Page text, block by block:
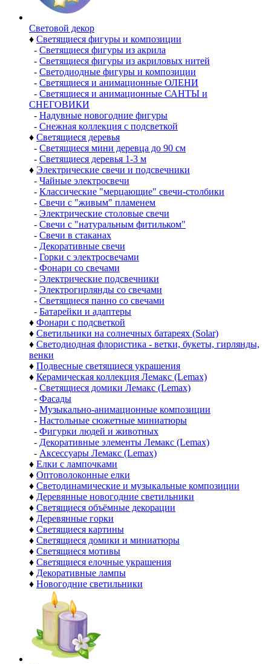
Световой декор
♦ Светящиеся фигуры и композиции
- Светящиеся фигуры из акрила
- Светящиеся фигуры из акриловых нитей
- Светодиодные фигуры и композиции
- Светящиеся и анимационные ОЛЕНИ
- Светящиеся и анимационные САНТЫ и
СНЕГОВИКИ
- Надувные новогодние фигуры
- Снежная коллекция с подсветкой
♦ Светящиеся деревья
- Светящиеся мини деревца до 90 см
- Светящиеся деревья 1-3 м
♦ Электрические свечи и подсвечники
- Чайные электросвечи
- Классические "мерцающие" свечи-столбики
- Свечи с "живым" пламенем
- Электрические столовые свечи
- Свечи с "натуральным фитильком"
- Свечи в стаканах
- Декоративные свечи
- Горки с электросвечами
- Фонари со свечами
- Электрические подсвечники
- Электрогирлянды со свечами
- Светящиеся панно со свечами
- Батарейки и адаптеры
♦ Фонари с подсветкой
♦ Светильники на солнечных батареях (Solar)
♦ Светодиодная флористика - ветки, букеты, гирлянды,
венки
♦ Подвесные светящиеся украшения
♦ Керамическая коллекция Лемакс (Lemax)
- Светящиеся домики Лемакс (Lemax)
- Фасады
- Музыкально-анимационные композиции
- Настольные сюжетные миниатюры
- Фигурки людей и животных
- Декоративные элементы Лемакс (Lemax)
- Аксессуары Лемакс (Lemax)
♦ Елки с лампочками
♦ Оптоволоконные елки
♦ Светодинамические и музыкальные композиции
♦ Деревянные новогодние светильники
♦ Светящиеся объёмные декорации
♦ Деревянные горки
♦ Светящиеся картины
♦ Светящиеся домики и миниатюры
♦ Светящиеся мотивы
♦ Светящиеся елочные украшения
♦ Декоративные лампы
♦ Новогодние светильники